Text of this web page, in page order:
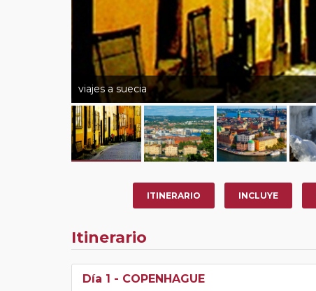
viajes a suecia
ITINERARIO INCLUYE
Itinerario
Día 1 - COPENHAGUE